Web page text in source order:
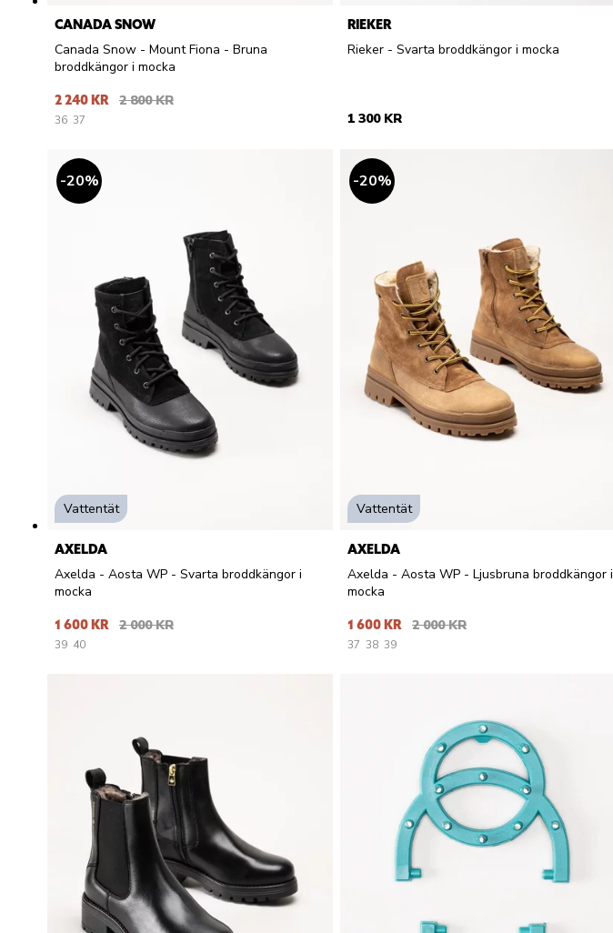
CANADA SNOW
Canada Snow - Mount Fiona - Bruna
broddkängor i mocka
2 240 KR 2 800 KR
36 37
RIEKER
Rieker - Svarta broddkängor i mocka
1 300 KR
20%
Vattentät
AXELDA
Axelda - Aosta WP - Svarta broddkängor i
mocka
1 600 KR 2 000 KR
39 40
20%
Vattentät
AXELDA
Axelda - Aosta WP - Ljusbruna broddkängor i
mocka
1 600 KR 2 000 KR
37 38 39